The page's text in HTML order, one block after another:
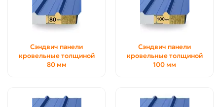
Сэндвич панели
кровельные толщиной
80 мм
Сэндвич панели
кровельные толщиной
100 мм